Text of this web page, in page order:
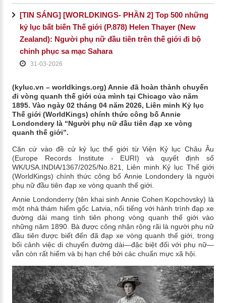
[TIN SÁNG] [WORLDKINGS- PHẦN 2] Top 500 những
kỷ lục bất biến Thế giới (P.878) Helen Thayer (New
Zealand): Người phụ nữ đầu tiên trên thế giới đi bộ
chinh phục sa mạc Sahara
31-03-2026
(kyluc.vn – worldkings.org) Annie đã hoàn thành chuyến
đi vòng quanh thế giới của mình tại Chicago vào năm
1895. Vào ngày 02 tháng 04 năm 2026, Liên minh Kỷ lục
Thế giới (WorldKings) chính thức công bố Annie
Londondery là “Người phụ nữ đầu tiên đạp xe vòng
quanh thế giới”.
Căn cứ vào đề cử kỷ lục thế giới từ Viện Kỷ lục Châu Âu
(Europe Records Institute - EURI) và quyết định số
WK/USA.INDIA/1367/2025/No.821, Liên minh Kỷ lục Thế giới
(WorldKings) chính thức công bố Annie Londondery là người
phụ nữ đầu tiên đạp xe vòng quanh thế giới.
Annie Londonderry (tên khai sinh Annie Cohen Kopchovsky) là
một nhà thám hiểm gốc Latvia, nổi tiếng với hành trình đạp xe
đường dài mang tính tiên phong vòng quanh thế giới vào
những năm 1890. Bà được công nhận rộng rãi là người phụ nữ
đầu tiên được biết đến đã đạp xe vòng quanh thế giới, trong
bối cảnh việc di chuyển đường dài—đặc biệt đối với phụ nữ—
vẫn còn rất hiếm và bị hạn chế bởi các chuẩn mực xã hội.